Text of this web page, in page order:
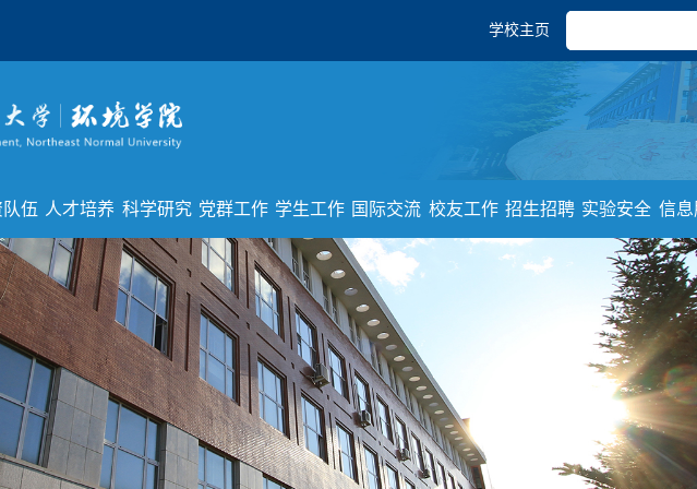
学校主页
伍 人才培养 科学研究 党群工作 学生工作 国际交流 校友工作 招生招聘 实验安全 信息